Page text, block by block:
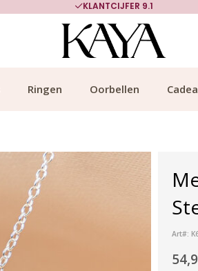
KLANTCIJFER 9.1
Ringen Oorbellen
Art#: